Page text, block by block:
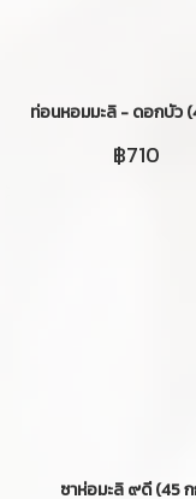
ท่อนหอมมะลิ - ดอกบัว
฿710
ซาห่อมะลิ ๙ดี (45